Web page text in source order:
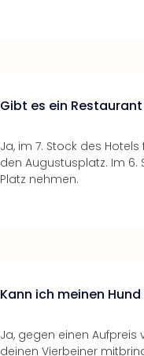
Gibt es ein
Ja, im 7. Stock des
den Augustusplatz. Im 6.
Platz nehmen.
Kann ich meinen
Ja, gegen einen
deinen Vierbeiner